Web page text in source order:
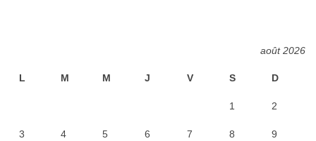
août 2026
L M M J V S D
1 2
3 4 5 6 7 8 9